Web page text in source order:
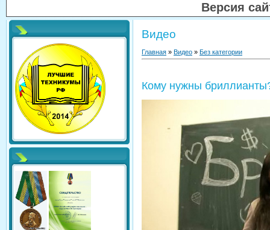
Версия
Видео
Главная » Видео » Без категории
Кому нужны